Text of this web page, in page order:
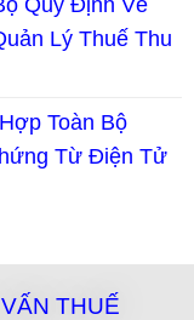
Quy Định Về
Lý Thuế Thu
Toàn Bộ
Từ Điện Tử
THUẾ